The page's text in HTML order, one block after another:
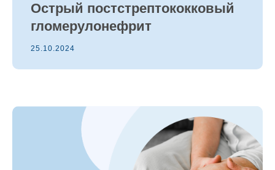
Острый постстрептококковый
гломерулонефрит
25.10.2024